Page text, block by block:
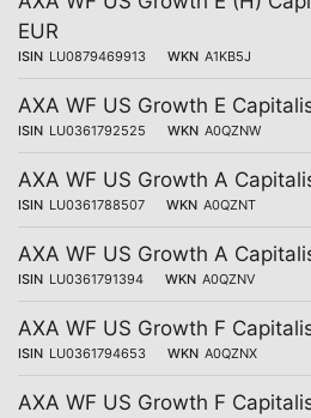
EUR
ISIN LU0879469913 WKN A1KB5J
AXA WF US Growth E
ISIN LU0361792525 WKN A0QZNW
AXA WF US Growth A
ISIN LU0361788507 WKN A0QZNT
AXA WF US Growth A
ISIN LU0361791394 WKN A0QZNV
AXA WF US Growth F
ISIN LU0361794653 WKN A0QZNX
AXA WF US Growth F